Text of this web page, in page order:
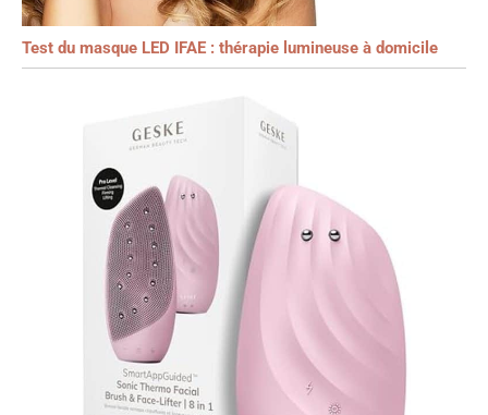
Test du masque LED IFAE : thérapie lumineuse à domicile